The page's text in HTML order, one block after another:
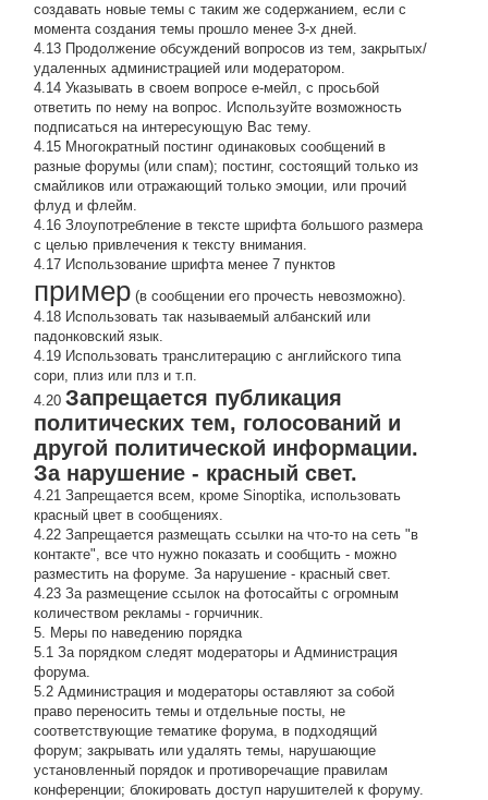
создавать новые темы с таким же содержанием, если с
момента создания темы прошло менее 3-х дней.
4.13 Продолжение обсyждений вопросов из тем, закpытых/
удаленных администрацией или модератором.
4.14 Указывать в своем вопросе е-мейл, с просьбой
ответить по нему на вопрос. Используйте возможность
подписаться на интересующую Вас тему.
4.15 Многократный постинг одинаковых сообщений в
разные форумы (или спам); постинг, состоящий только из
смайликов или отражающий только эмоции, или прочий
флуд и флейм.
4.16 Злоупотребление в тексте шрифта большого размера
с целью привлечения к тексту внимания.
4.17 Использование шрифта менее 7 пунктов
пример (в сообщении его прочесть невозможно).
4.18 Использовать так называемый албанский или
падонковский язык.
4.19 Использовать транслитерацию с английского типа
сори, плиз или плз и т.п.
4.20Запрещается публикация
политических тем, голосований и
другой политической информации.
За нарушение - красный свет.
4.21 Запрещается всем, кроме Sinoptika, использовать
красный цвет в сообщениях.
4.22 Запрещается размещать ссылки на что-то на сеть "в
контакте", все что нужно показать и сообщить - можно
разместить на форуме. За нарушение - красный свет.
4.23 За размещение ссылок на фотосайты с огромным
количеством рекламы - горчичник.
5. Меры по наведению порядка
5.1 За порядком следят модераторы и Администрация
форума.
5.2 Администрация и модераторы оставляют за собой
право переносить темы и отдельные посты, не
соответствующие тематике форума, в подходящий
форум; закрывать или удалять темы, нарушающие
установленный порядок и противоречащие правилам
конференции; блокировать доступ нарушителей к форуму.